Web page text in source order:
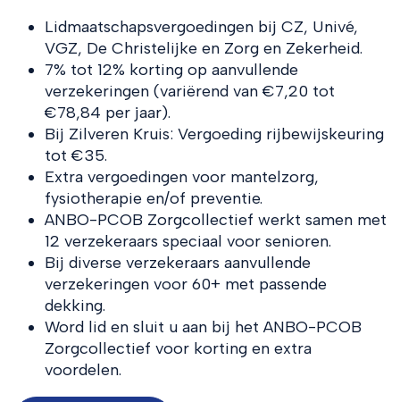
Lidmaatschapsvergoedingen bij CZ, Univé,
VGZ, De Christelijke en Zorg en Zekerheid.
7% tot 12% korting op aanvullende
verzekeringen (variërend van €7,20 tot
€78,84 per jaar).
Bij Zilveren Kruis: Vergoeding rijbewijskeuring
tot €35.
Extra vergoedingen voor mantelzorg,
fysiotherapie en/of preventie.
ANBO-PCOB Zorgcollectief werkt samen met
12 verzekeraars speciaal voor senioren.
Bij diverse verzekeraars aanvullende
verzekeringen voor 60+ met passende
dekking.
Word lid en sluit u aan bij het ANBO-PCOB
Zorgcollectief voor korting en extra
voordelen.